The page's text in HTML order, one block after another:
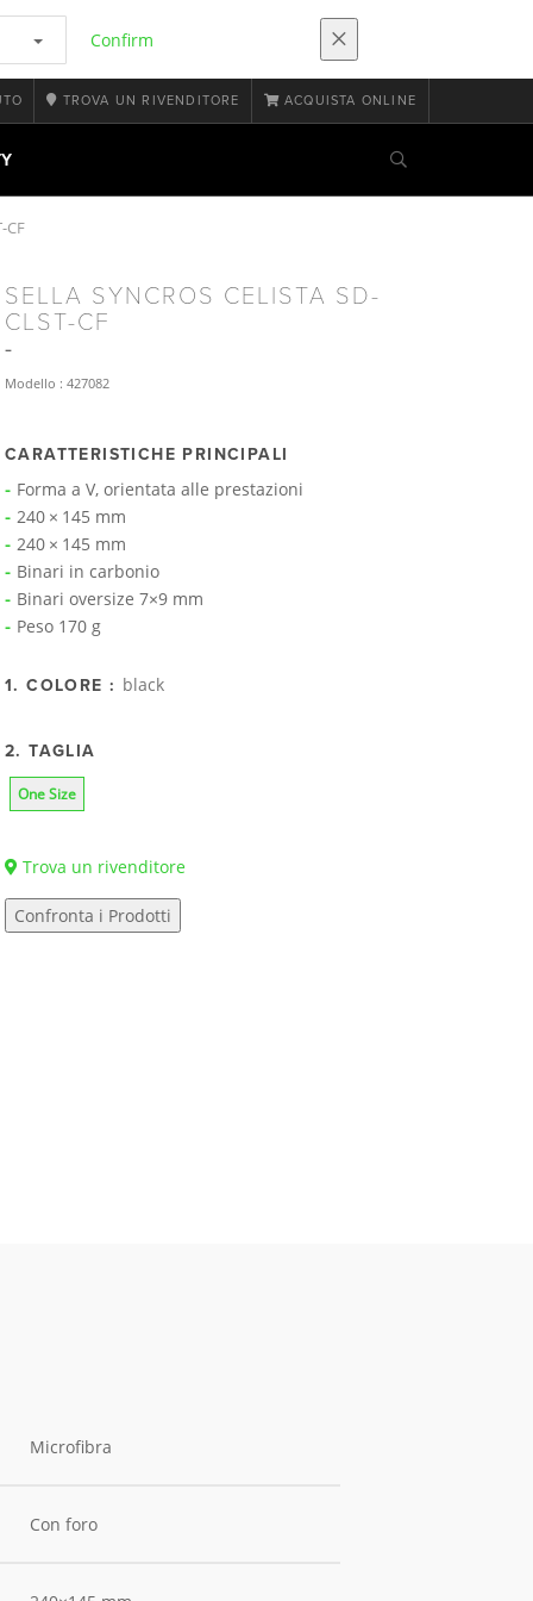
Confirm
TROVA UN RIVENDITORE ACQUISTA ONLINE
CF
SELLA SYNCROS CELISTA SD-
CLST-CF
Modello : 427082
CARATTERISTICHE PRINCIPALI
Forma a V, orientata alle prestazioni
240 × 145 mm
240 × 145 mm
Binari in carbonio
Binari oversize 7×9 mm
Peso 170 g
1. COLORE : black
2. TAGLIA
One Size
Trova un rivenditore
Confronta i Prodotti
Microfibra
Con foro